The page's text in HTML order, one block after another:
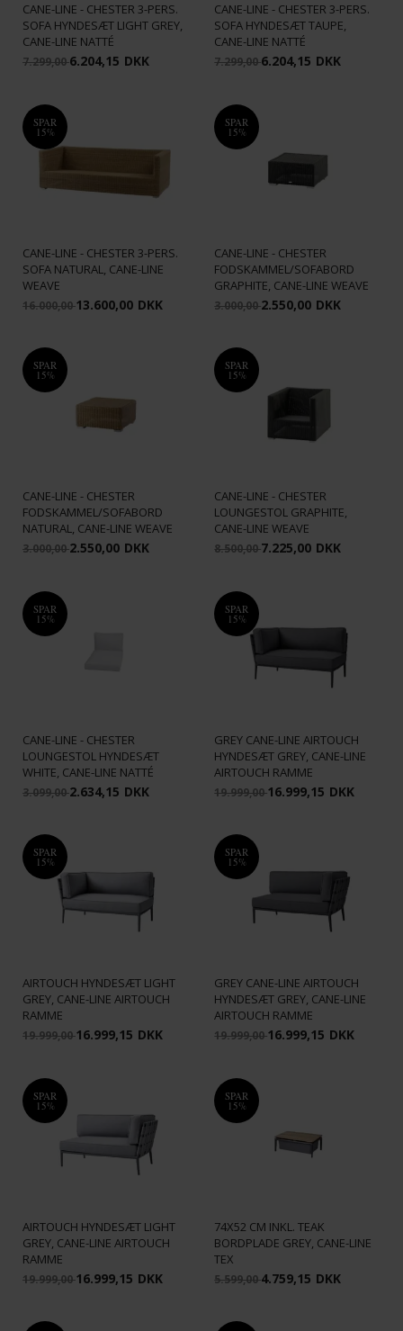
CANE-LINE - CHESTER 3-PERS.
SOFA HYNDESÆT LIGHT GREY,
CANE-LINE NATTÉ
7.299,006.204,15 DKK
CANE-LINE - CHESTER 3-PERS.
SOFA HYNDESÆT TAUPE,
CANE-LINE NATTÉ
7.299,006.204,15 DKK
SPAR
15%
CANE-LINE - CHESTER 3-PERS.
SOFA NATURAL, CANE-LINE
WEAVE
16.000,0013.600,00 DKK
SPAR
15%
CANE-LINE - CHESTER
FODSKAMMEL/SOFABORD
GRAPHITE, CANE-LINE WEAVE
3.000,002.550,00 DKK
SPAR
15%
CANE-LINE - CHESTER
FODSKAMMEL/SOFABORD
NATURAL, CANE-LINE WEAVE
3.000,002.550,00 DKK
SPAR
15%
CANE-LINE - CHESTER
LOUNGESTOL GRAPHITE,
CANE-LINE WEAVE
8.500,007.225,00 DKK
SPAR
15%
CANE-LINE - CHESTER
LOUNGESTOL HYNDESÆT
WHITE, CANE-LINE NATTÉ
3.099,002.634,15 DKK
SPAR
15%
GREY CANE-LINE AIRTOUCH
HYNDESÆT GREY, CANE-LINE
AIRTOUCH RAMME
19.999,0016.999,15 DKK
SPAR
15%
CANE-LINE - CONIC 2-PERS.
AIRTOUCH HYNDESÆT LIGHT
GREY, CANE-LINE AIRTOUCH
RAMME
19.999,0016.999,15 DKK
SPAR
15%
GREY CANE-LINE AIRTOUCH
HYNDESÆT GREY, CANE-LINE
AIRTOUCH RAMME
19.999,0016.999,15 DKK
SPAR
15%
CANE-LINE - CONIC 2-PERS.
AIRTOUCH HYNDESÆT LIGHT
GREY, CANE-LINE AIRTOUCH
RAMME
19.999,0016.999,15 DKK
SPAR
15%
74X52 CM INKL. TEAK
BORDPLADE GREY, CANE-LINE
TEX
5.599,004.759,15 DKK